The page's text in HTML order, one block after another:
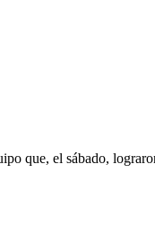
que, el sábado,